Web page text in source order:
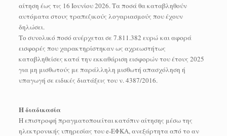
αίτηση έως τις 16 Ιουνίου 2026. Τα ποσά θα καταβληθούν
αυτόματα στους τραπεζικούς λογαριασμούς που έχουν
δηλώσει.
Το συνολικό ποσό ανέρχεται σε 7.811.382 ευρώ και αφορά
εισφορές που χαρακτηρίστηκαν ως αχρεωστήτως
καταβληθείσες κατά την εκκαθάριση εισφορών του έτους 2025
για μη μισθωτούς με παράλληλη μισθωτή απασχόληση ή
υπαγωγή σε ειδικές διατάξεις του ν. 4387/2016.
Η διαδικασία
Η επιστροφή πραγματοποιείται κατόπιν αίτησης μέσω της
ηλεκτρονικής υπηρεσίας του e-ΕΦΚΑ, ανεξάρτητα από το αν